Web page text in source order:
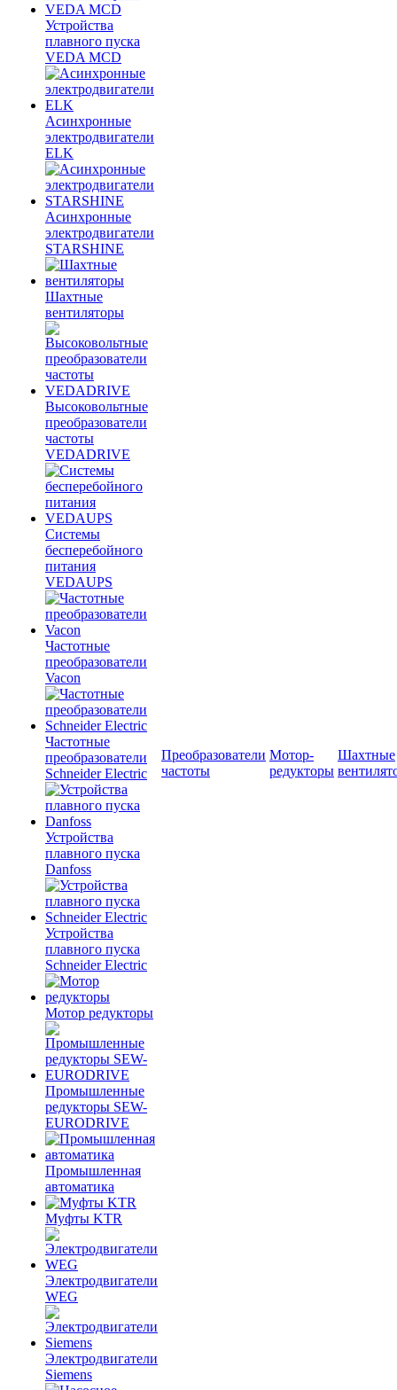
Устройства
плавного пуска
VEDA MCD
Асинхронные
электродвигатели
ELK
Асинхронные
электродвигатели
STARSHINE
Шахтные
вентиляторы
Высоковольтные
преобразователи
частоты
VEDADRIVE
Системы
бесперебойного
питания
VEDAUPS
Частотные
преобразователи
Vacon
Частотные
преобразователи
Schneider Electric
Устройства
плавного пуска
Danfoss
Устройства
плавного пуска
Schneider Electric
Мотор редукторы
Промышленные
редукторы SEW-
EURODRIVE
Промышленная
автоматика
Муфты KTR
Электродвигатели
WEG
Электродвигатели
Siemens
Преобразователи
частоты
Мотор-
редукторы
Шахтные